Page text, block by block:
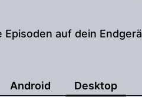
auf dein
Android Desktop